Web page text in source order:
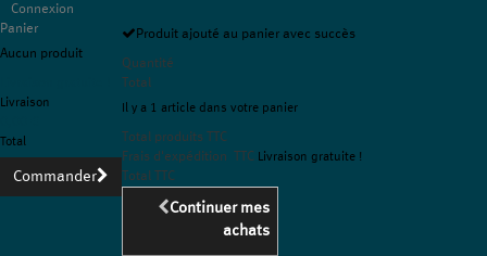
Connexion
Panier
Aucun produit
Livraison
Total
Commander
Produit ajouté au panier avec succès
Quantité
Total
Il y a 1 article dans votre panier
Total produits TTC
Frais d'expédition TTC Livraison gratuite !
Total TTC
Continuer mes
achats